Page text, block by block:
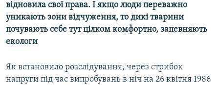
відновила свої права. І якщо люди переважно
уникають зони відчуження, то дикі тварини
почувають себе тут цілком комфортно, запевняють
екологи
Як встановило розслідування, через стрибок
напруги під час випробувань в ніч на 26 квітня 1986